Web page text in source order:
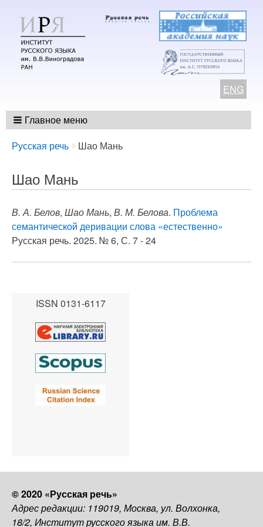
ENG
Главное меню
Breadcrumbs
You
here:
Русская речь Шао Мань
Шао Мань
В. А. Белов, Шао Мань, В. М. Белова. Проблема
семантической деривации слова «естественно»
Русская речь. 2025. № 6, С. 7 - 24
ISSN 0131-6117
© 2020 «Русская речь»
Адрес редакции: 119019, Москва, ул. Волхонка,
18/2, Институт русского языка им. В.В.